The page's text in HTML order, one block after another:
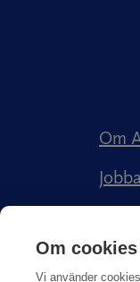
Om
Om
Vi använder